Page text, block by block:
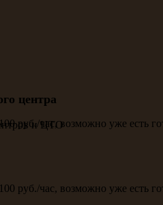
руб./час, возможно уже есть
центра
и ЦТО
руб./час, возможно уже есть